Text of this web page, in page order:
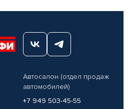
Автосалон (отдел продаж
автомобилей)
+7 949 503-45-55